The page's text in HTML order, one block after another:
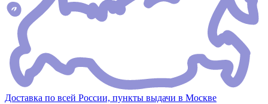
Доставка по всей России, пункты выдачи в Москве